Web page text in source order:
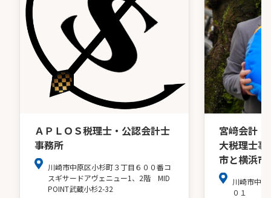
ＡＰＬＯＳ税理士・公認会計士
事務所
川崎市中原区小杉町３丁目６００番コ
スギサードアヴェニュー1、2階 MID
POINT武蔵小杉2-32
宮﨑会計
大税理士
市と横浜市
川崎市中
０１